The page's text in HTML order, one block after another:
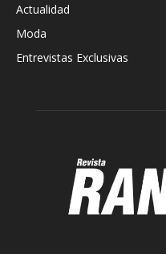
Actualidad
Moda
Entrevistas Exclusivas